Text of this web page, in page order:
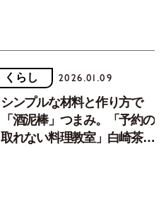
くらし 2026.01.09
シンプルな材料と作り方で
「酒泥棒」つまみ。「予約の
取れない料理教室」白崎茶会